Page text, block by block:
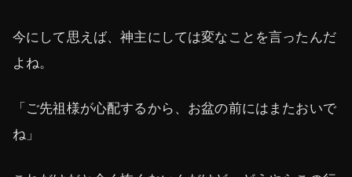
今にして思えば、神主にしては変なことを言ったんだ
よね。
「ご先祖様が心配するから、お盆の前にはまたおいで
ね」